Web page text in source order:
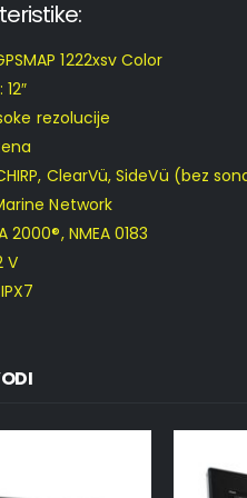
1222xsv Color
rezolucije
ClearVü, SideVü (bez
Network
2000®, NMEA 0183
V